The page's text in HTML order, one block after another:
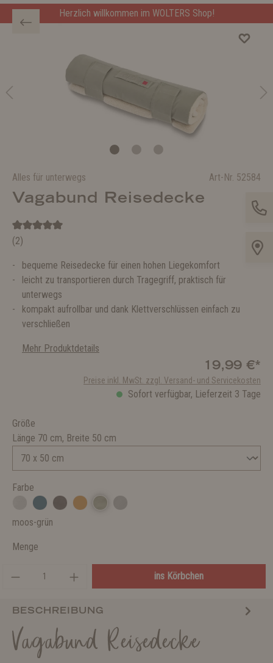
Herzlich willkommen im WOLTERS Shop!
Alles für unterwegs Art-Nr. 52584
Vagabund Reisedecke
(2)
bequeme Reisedecke für einen hohen Liegekomfort
leicht zu transportieren durch Tragegriff, praktisch für
unterwegs
kompakt aufrollbar und dank Klettverschlüssen einfach zu
verschließen
Mehr Produktdetails
19,99 €*
Preise inkl. MwSt. zzgl. Versand- und Servicekosten
Sofort verfügbar, Lieferzeit 3 Tage
Größe
Länge 70 cm, Breite 50 cm
Farbe
moos-grün
Menge
ins Körbchen
BESCHREIBUNG
Vagabund Reisedecke